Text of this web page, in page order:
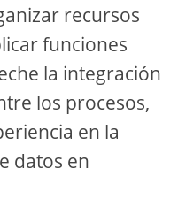
recursos
funciones
la integración
los procesos,
en la
datos en